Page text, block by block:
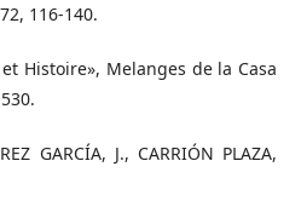
116-140.
Histoire», Melanges de la Casa
GARCÍA, J., CARRIÓN PLAZA,